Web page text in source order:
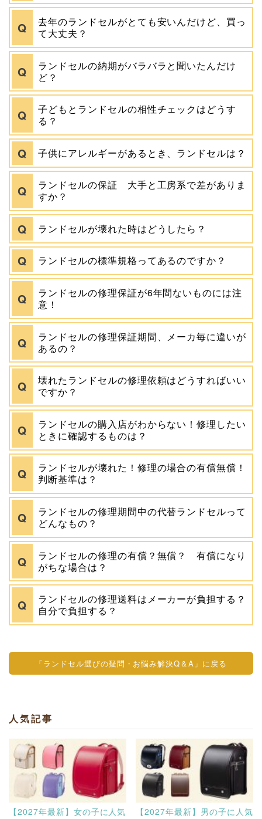
去年のランドセルがとても安いんだけど、買っ
て大丈夫？
ランドセルの納期がバラバラと聞いたんだけ
ど？
子どもとランドセルの相性チェックはどうす
る？
子供にアレルギーがあるとき、ランドセルは？
ランドセルの保証 大手と工房系で差がありま
すか？
ランドセルが壊れた時はどうしたら？
ランドセルの標準規格ってあるのですか？
ランドセルの修理保証が6年間ないものには注
意！
ランドセルの修理保証期間、メーカ毎に違いが
あるの？
壊れたランドセルの修理依頼はどうすればいい
ですか？
ランドセルの購入店がわからない！修理したい
ときに確認するものは？
ランドセルが壊れた！修理の場合の有償無償！
判断基準は？
ランドセルの修理期間中の代替ランドセルって
どんなもの？
ランドセルの修理の有償？無償？ 有償になり
がちな場合は？
ランドセルの修理送料はメーカーが負担する？
自分で負担する？
「ランドセル選びの疑問・お悩み解決Q＆A」に戻る
人気記事
【2027年最新】女の子に人気
【2027年最新】男の子に人気